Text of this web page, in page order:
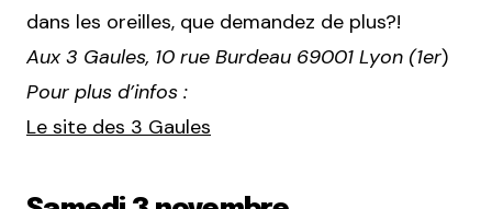
dans les oreilles, que demandez de plus?!
Aux 3 Gaules, 10 rue Burdeau 69001 Lyon (1er)
Pour plus d’infos :
Le site des 3 Gaules